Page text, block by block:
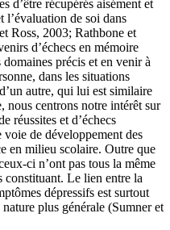
d’être récupérés aisément et
l’évaluation de soi dans
Ross, 2003; Rathbone et
d’échecs en mémoire
précis et en venir à
dans les situations
autre, qui lui est similaire
nous centrons notre intérêt sur
réussites et d’échecs
de développement des
en milieu scolaire. Outre que
ci n’ont pas tous la même
constituant. Le lien entre la
dépressifs est surtout
plus générale (Sumner et